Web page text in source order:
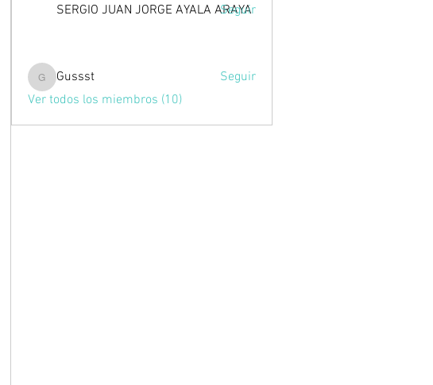
SERGIO JUAN JORGE AYALA ARAYA
Seguir
Gussst
Gussst
Seguir
Ver todos los miembros (10)